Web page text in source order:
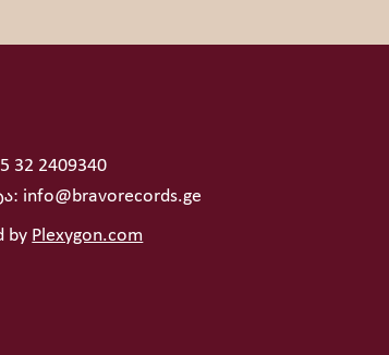
32 2409340
info@bravorecords.ge
by Plexygon.com